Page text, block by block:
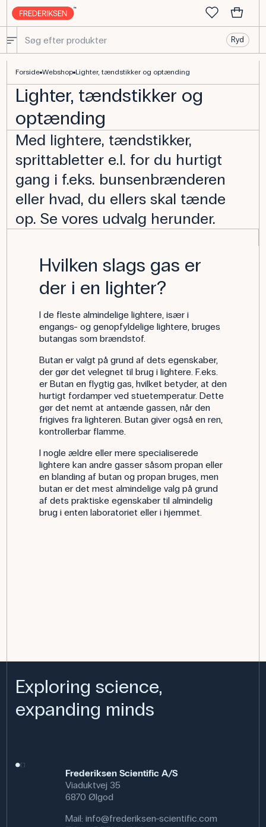
Ryd
Forside Webshop Lighter, tændstikker og optænding
Lighter, tændstikker og
optænding
Med lightere, tændstikker,
sprittabletter e.l. for du hurtigt
gang i f.eks. bunsenbrænderen
eller hvad, du ellers skal tænde
op. Se vores udvalg herunder.
Hvilken slags gas er
der i en lighter?
I de fleste almindelige lightere, især i
engangs- og genopfyldelige lightere, bruges
butangas som brændstof.
Butan er valgt på grund af dets egenskaber,
der gør det velegnet til brug i lightere. F.eks.
er Butan en flygtig gas, hvilket betyder, at den
hurtigt fordamper ved stuetemperatur. Dette
gør det nemt at antænde gassen, når den
frigives fra lighteren. Butan giver også en ren,
kontrollerbar flamme.
I nogle ældre eller mere specialiserede
lightere kan andre gasser såsom propan eller
en blanding af butan og propan bruges, men
butan er det mest almindelige valg på grund
af dets praktiske egenskaber til almindelig
brug i enten laboratoriet eller i hjemmet.
Exploring science,
expanding minds
Frederiksen Scientific A/S
Viaduktvej 35
6870 Ølgod
Mail: info@frederiksen-scientific.com